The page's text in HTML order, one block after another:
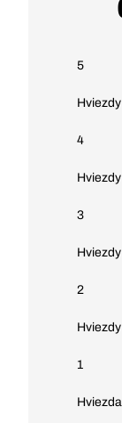
5
Hviezdy
4
Hviezdy
3
Hviezdy
2
Hviezdy
1
Hviezda